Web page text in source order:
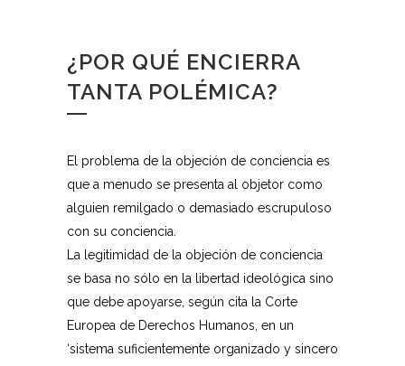
¿POR QUÉ ENCIERRA
TANTA POLÉMICA?
El problema de la objeción de conciencia es
que a menudo se presenta al objetor como
alguien remilgado o demasiado escrupuloso
con su conciencia.
La legitimidad de la objeción de conciencia
se basa no sólo en la libertad ideológica sino
que debe apoyarse, según cita la Corte
Europea de Derechos Humanos, en un
‘sistema suficientemente organizado y sincero